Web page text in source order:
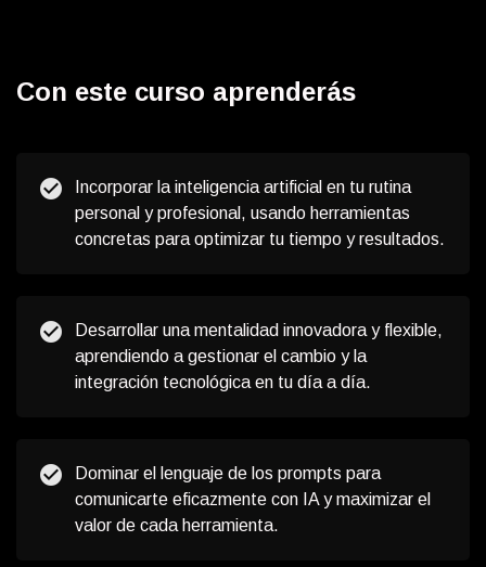
Con este curso aprenderás
check_circle
Incorporar la inteligencia artificial en tu rutina
personal y profesional, usando herramientas
concretas para optimizar tu tiempo y resultados.
check_circle
Desarrollar una mentalidad innovadora y flexible,
aprendiendo a gestionar el cambio y la
integración tecnológica en tu día a día.
check_circle
Dominar el lenguaje de los prompts para
comunicarte eficazmente con IA y maximizar el
valor de cada herramienta.